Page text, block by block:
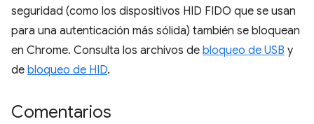
seguridad (como los dispositivos HID FIDO que se usan
para una autenticación más sólida) también se bloquean
en Chrome. Consulta los archivos de bloqueo de USB y
de bloqueo de HID.
Comentarios